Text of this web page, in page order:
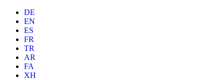
DE
EN
ES
FR
TR
AR
FA
XH